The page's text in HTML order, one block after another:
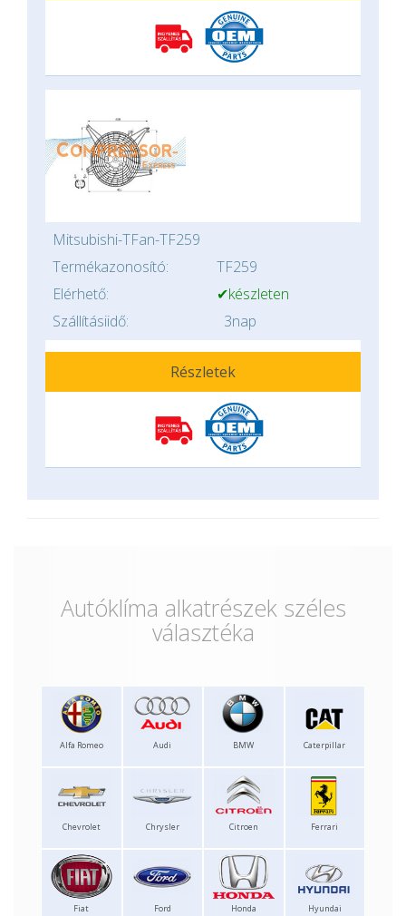
Mitsubishi-TFan-TF259
Termékazonosító:
TF259
Elérhető:
✔készleten
Szállításiidő:
3nap
Részletek
Autóklíma alkatrészek széles
választéka
Alfa Romeo Audi BMW Caterpillar
Chevrolet Chrysler Citroen Ferrari
Fiat Ford Honda Hyundai